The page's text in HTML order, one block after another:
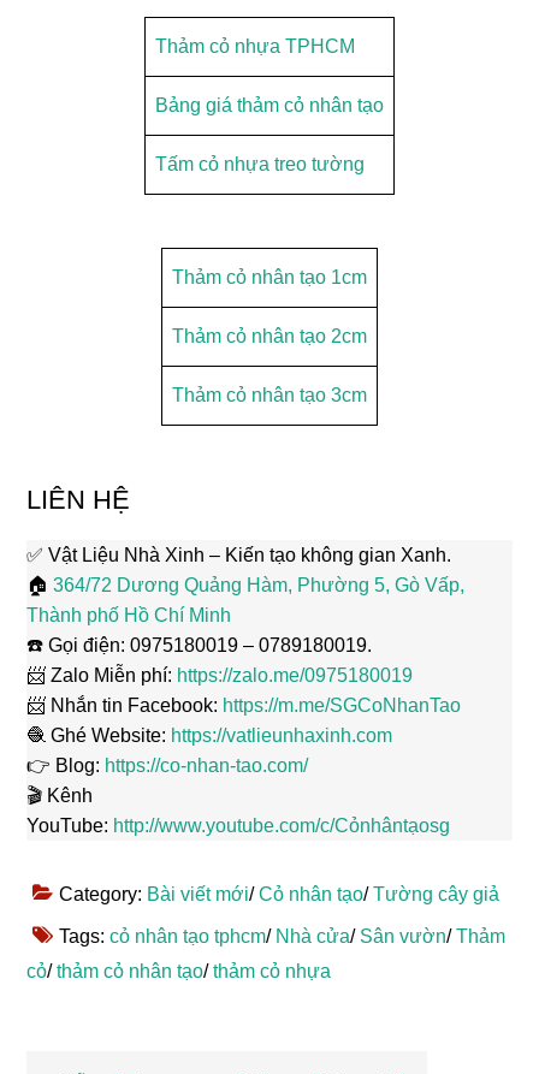
Thảm cỏ nhựa TPHCM
Bảng giá thảm cỏ nhân tạo
Tấm cỏ nhựa treo tường
Thảm cỏ nhân tạo 1cm
Thảm cỏ nhân tạo 2cm
Thảm cỏ nhân tạo 3cm
LIÊN HỆ
✅ Vật Liệu Nhà Xinh – Kiến tạo không gian Xanh.
🏠364/72 Dương Quảng Hàm, Phường 5, Gò Vấp,
Thành phố Hồ Chí Minh
☎️ Gọi điện: 0975180019 – 0789180019.
📨 Zalo Miễn phí: https://zalo.me/0975180019
📨 Nhắn tin Facebook: https://m.me/SGCoNhanTao
🧶 Ghé Website: https://vatlieunhaxinh.com
👉 Blog: https://co-nhan-tao.com/
🎬 Kênh
YouTube: http://www.youtube.com/c/Cỏnhântạosg
Category: Bài viết mới/Cỏ nhân tạo/Tường cây giả
Tags:cỏ nhân tạo tphcm/ Nhà cửa/ Sân vườn/Thảm
cỏ/thảm cỏ nhân tạo/thảm cỏ nhựa